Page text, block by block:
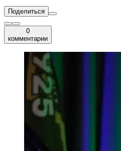
Поделиться
0
комментарии